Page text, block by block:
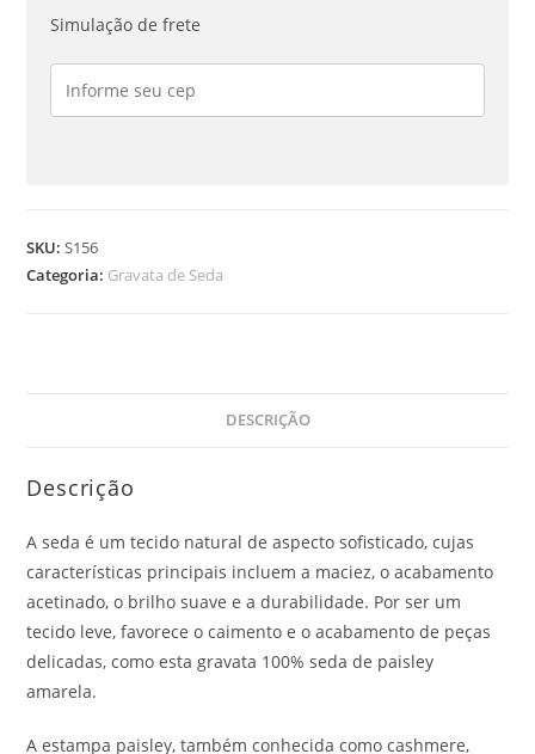
Simulação de frete
SKU:S156
Categoria: Gravata de Seda
DESCRIÇÃO
Descrição
A seda é um tecido natural de aspecto sofisticado, cujas
características principais incluem a maciez, o acabamento
acetinado, o brilho suave e a durabilidade. Por ser um
tecido leve, favorece o caimento e o acabamento de peças
delicadas, como esta gravata 100% seda de paisley
amarela.
A estampa paisley, também conhecida como cashmere,